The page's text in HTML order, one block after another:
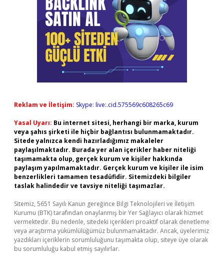
Reklam ve İletişim: Skype: live:.cid.575569c608265c69
Yasal Uyarı: Bu internet sitesi, herhangi bir marka, kurum
veya şahıs şirketi ile hiçbir bağlantısı bulunmamaktadır.
Sitede yalnızca kendi hazırladığımız makaleler
paylaşılmaktadır. Burada yer alan içerikler haber niteliği
taşımamakta olup, gerçek kurum ve kişiler hakkında
paylaşım yapılmamaktadır. Gerçek kurum ve kişiler ile isim
benzerlikleri tamamen tesadüfidir. Sitemizdeki bilgiler
taslak halindedir ve tavsiye niteliği taşımazlar.
Sitemiz, 5651 Sayılı Kanun gereğince Bilgi Teknolojileri ve İletişim
Kurumu (BTK) tarafından onaylanmış bir Yer Sağlayıcı olarak hizmet
vermektedir. Bu nedenle, sitedeki içerikleri proaktif olarak denetleme
veya araştırma yükümlülüğümüz bulunmamaktadır. Ancak, üyelerimiz
yazdıkları içeriklerin sorumluluğunu taşımakta olup, siteye üye olarak
bu sorumluluğu kabul etmiş sayılırlar.